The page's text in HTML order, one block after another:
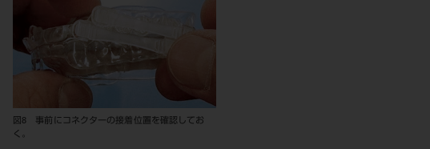
図8 事前にコネクターの接着位置を確認してお
く。